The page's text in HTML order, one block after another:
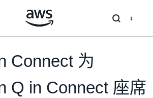
Connect 为
Q in Connect 座席